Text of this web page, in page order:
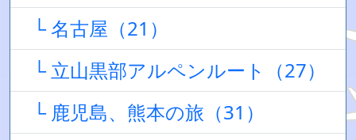
└ 名古屋（21）
└ 立山黒部アルペンルート（27）
└ 鹿児島、熊本の旅（31）